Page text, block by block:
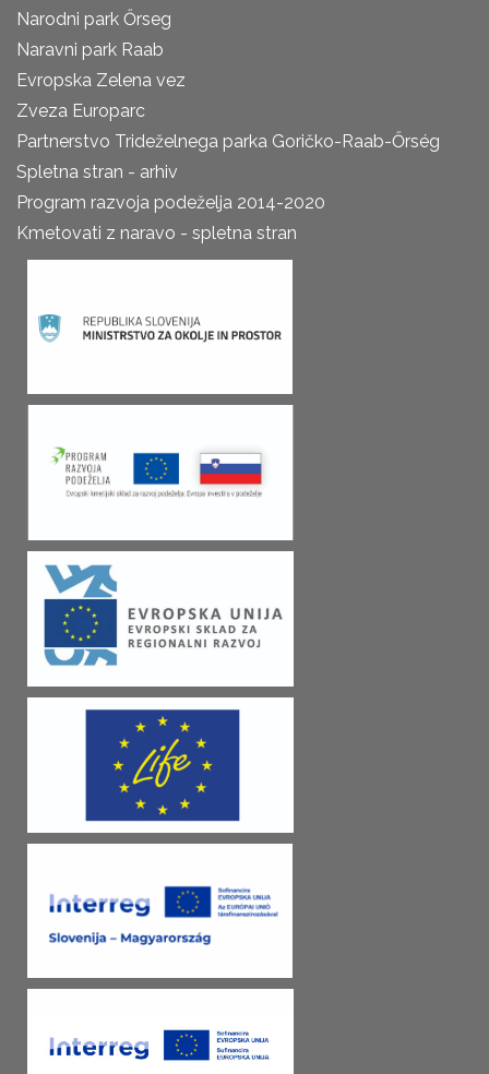
Narodni park Őrseg
Naravni park Raab
Evropska Zelena vez
Zveza Europarc
Partnerstvo Trideželnega parka Goričko-Raab-Őrség
Spletna stran - arhiv
Program razvoja podeželja 2014-2020
Kmetovati z naravo - spletna stran